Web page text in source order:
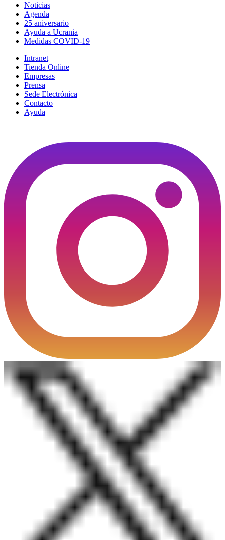
Noticias
Agenda
25 aniversario
Ayuda a Ucrania
Medidas COVID-19
Intranet
Tienda Online
Empresas
Prensa
Sede Electrónica
Contacto
Ayuda